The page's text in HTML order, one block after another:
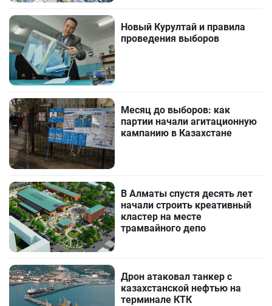
Новый Курултай и правила
проведения выборов
Месяц до выборов: как
партии начали агитационную
кампанию в Казахстане
В Алматы спустя десять лет
начали строить креативный
кластер на месте
трамвайного депо
Дрон атаковал танкер с
казахстанской нефтью на
терминале КТК